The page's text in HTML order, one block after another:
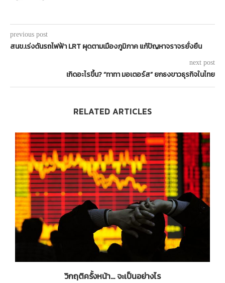
previous post
สนข.เร่งดันรถไฟฟ้า LRT ผุดตามเมืองภูมิภาค แก้ปัญหาจราจรยั่งยืน
next post
เกิดอะไรขึ้น? “ทาทา มอเตอร์ส” ยกธงขาวธุรกิจในไทย
RELATED ARTICLES
วิกฤติครั้งหน้า… จะเป็นอย่างไร